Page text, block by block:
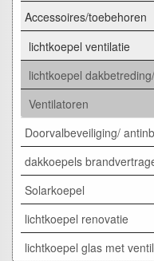
Accessoires/toebehoren
lichtkoepel ventilatie
lichtkoepel
Ventilatoren
Doorvalbeveiliging/
dakkoepels
Solarkoepel
lichtkoepel renovatie
lichtkoepel glas met